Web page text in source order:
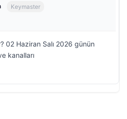
Keymaster
02 Haziran Salı 2026 günün
kanalları